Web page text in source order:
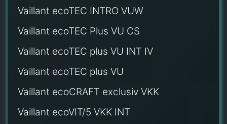
Vaillant ecoTEC INTRO VUW
Vaillant ecoTEC Plus VU CS
Vaillant ecoTEC plus VU INT IV
Vaillant ecoTEC plus VU
Vaillant ecoCRAFT exclusiv VKK
Vaillant ecoVIT/5 VKK INT